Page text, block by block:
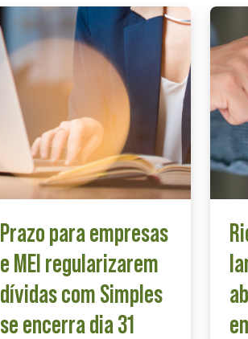
Prazo para empresas
e MEI regularizarem
dívidas com Simples
se encerra dia 31